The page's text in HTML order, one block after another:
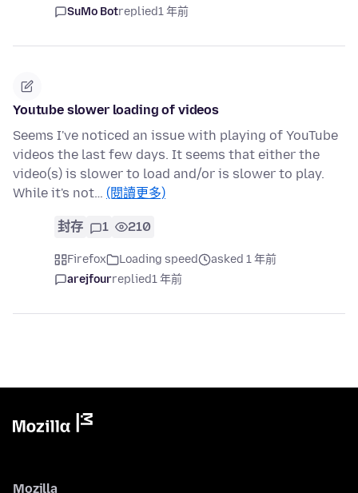
SuMo Botreplied1 年前
Youtube slower loading of videos
Seems I've noticed an issue with playing of YouTube
videos the last few days. It seems that either the
video(s) is slower to load and/or is slower to play.
While it's not… (閱讀更多)
封存 1 210
Firefox Loading speed
asked 1 年前
arejfourreplied1 年前
Mozilla